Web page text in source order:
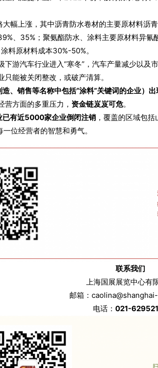
幅上涨，其中沥青防水卷材的主要原材料
、35%；聚氨酯防水、涂料主要原材料异
料原材料成本30%-50%。
游汽车行业进入“寒冬”，汽车产量减少以
能被关闭整改，或破产清算。
、销售等名称中包括“涂料”关键词的企业）
方面的多重压力， 资金链岌岌可危。
已有近5000家企业倒闭注销 ，覆盖的区域包
位经营者的智慧和勇气。
联系我们
上海国展展览中心有
邮箱：
电话： 021-